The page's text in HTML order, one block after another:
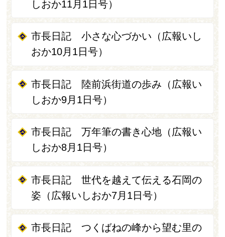
しおか11月1日号）
市長日記 小さな心づかい（広報いし
おか10月1日号）
市長日記 陸前浜街道の歩み（広報い
しおか9月1日号）
市長日記 万年筆の書き心地（広報い
しおか8月1日号）
市長日記 世代を越えて伝える石岡の
姿（広報いしおか7月1日号）
市長日記 つくばねの峰から望む里の